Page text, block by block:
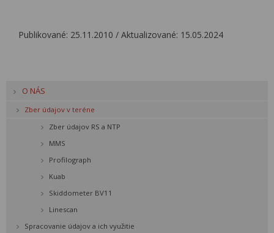
Publikované: 25.11.2010 / Aktualizované: 15.05.2024
O NÁS
Zber údajov v teréne
Zber údajov RS a NTP
MMS
Profilograph
Kuab
Skiddometer BV11
Linescan
Spracovanie údajov a ich využitie